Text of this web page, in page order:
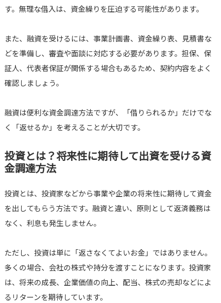
す。無理な借入は、資金繰りを圧迫する可能性があります。
また、融資を受けるには、事業計画書、資金繰り表、見積書な
どを準備し、審査や面談に対応する必要があります。担保、保
証人、代表者保証が関係する場合もあるため、契約内容をよく
確認しましょう。
融資は便利な資金調達方法ですが、「借りられるか」だけでな
く「返せるか」を考えることが大切です。
投資とは？将来性に期待して出資を受ける資
金調達方法
投資とは、投資家などから事業や企業の将来性に期待して資金
を出してもらう方法です。融資と違い、原則として返済義務は
なく、利息も発生しません。
ただし、投資は単に「返さなくてよいお金」ではありません。
多くの場合、会社の株式や持分を渡すことになります。投資家
は、将来の成長、企業価値の向上、配当、株式の売却などによ
るリターンを期待しています。